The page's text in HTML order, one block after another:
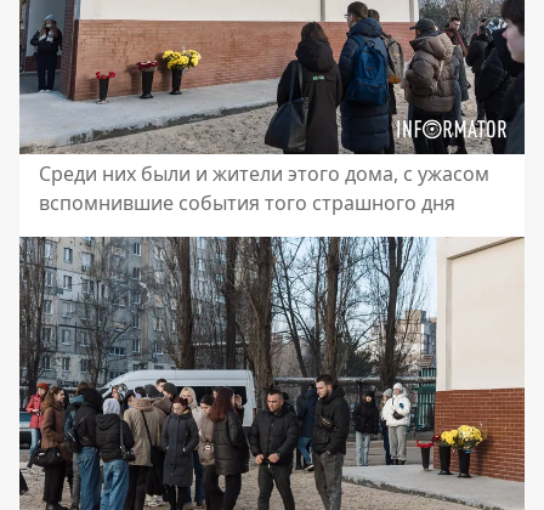
Среди них были и жители этого дома, с ужасом
вспомнившие события того страшного дня